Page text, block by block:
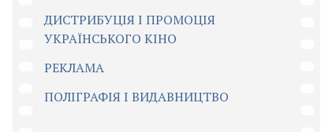
ДИСТРИБУЦІЯ І ПРОМОЦІЯ
УКРАЇНСЬКОГО КІНО
РЕКЛАМА
ПОЛІГРАФІЯ І ВИДАВНИЦТВО